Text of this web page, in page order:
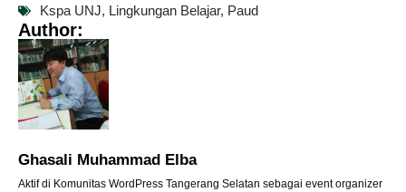
Kspa UNJ, Lingkungan Belajar, Paud
Author:
Ghasali Muhammad Elba
Aktif di Komunitas WordPress Tangerang Selatan sebagai event organizer